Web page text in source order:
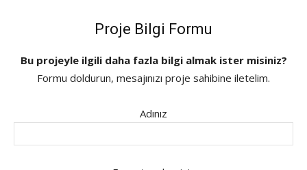
Proje Bilgi Formu
Bu projeyle ilgili daha fazla bilgi almak ister misiniz?
Formu doldurun, mesajınızı proje sahibine iletelim.
Adınız